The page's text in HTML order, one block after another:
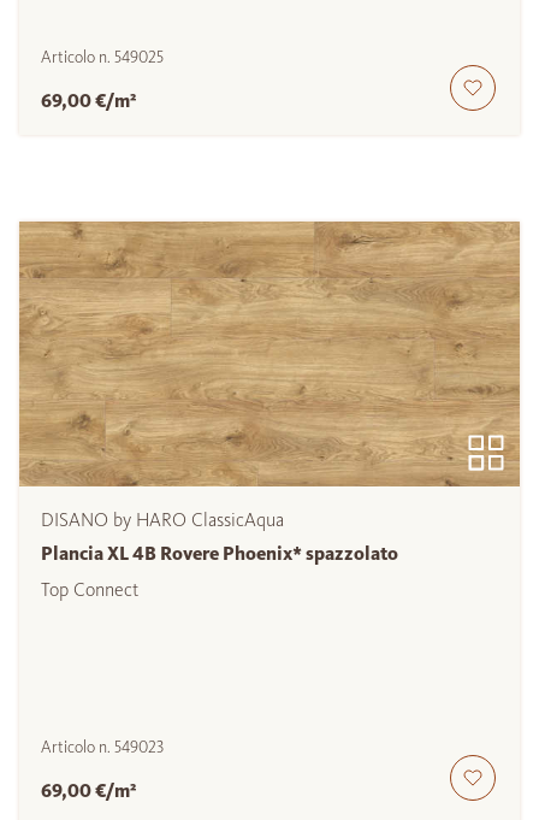
Articolo n. 549025
69,00 €/m²
DISANO by HARO ClassicAqua
Plancia XL 4B Rovere Phoenix* spazzolato
Top Connect
Articolo n. 549023
69,00 €/m²